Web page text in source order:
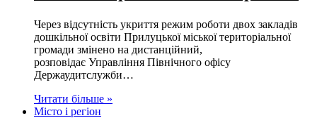
Через відсутність укриття режим роботи двох закладів
дошкільної освіти Прилуцької міської територіальної
громади змінено на дистанційний,
розповідає Управління Північного офісу
Держаудитслужби…
Читати більше »
Місто і регіон